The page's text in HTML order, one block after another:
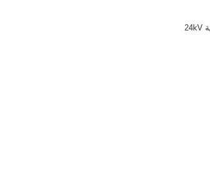
مجموعة مفاتيح توزيع الطاقة LV الداخلية 24kV